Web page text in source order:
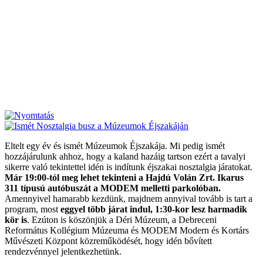
Eltelt egy év és ismét Múzeumok Éjszakája. Mi pedig ismét
hozzájárulunk ahhoz, hogy a kaland hazáig tartson ezért a tavalyi
sikerre való tekintettel idén is indítunk éjszakai nosztalgia járatokat.
Már 19:00-tól meg lehet tekinteni a Hajdú Volán Zrt. Ikarus
311 típusú autóbuszát a MODEM melletti parkolóban.
Amennyivel hamarabb kezdünk, majdnem annyival tovább is tart a
program, most eggyel több járat indul, 1:30-kor lesz harmadik
kör is. Ezúton is köszönjük a Déri Múzeum, a Debreceni
Református Kollégium Múzeuma és MODEM Modern és Kortárs
Művészeti Központ közreműködését, hogy idén bővített
rendezvénnyel jelentkezhetünk.